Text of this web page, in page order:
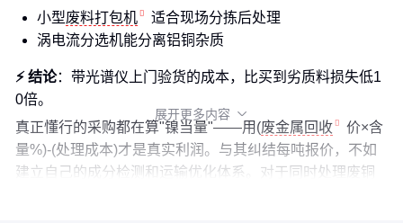
小型废料打包机
适合现场分拣后处理
涡电流分选机能分离铝铜杂质
⚡ 结论：带光谱仪上门验货的成本，比买到劣质料损失低1
0倍。
真正懂行的采购都在算"镍当量"——用(废金属回收
价×含
量%)-(处理成本)才是真实利润。与其纠结每吨报价，不如
建立自己的成分检测和运输优化体系。对于同时处理废铜
展开更多内容 